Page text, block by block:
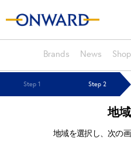
Brands
News
Step 1 Step 2
地
地域を選択し、次の